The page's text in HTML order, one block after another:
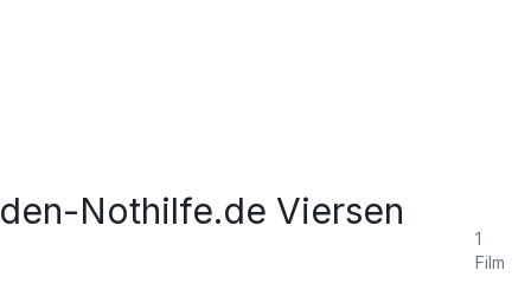
Nothilfe.de Viersen
1
Film